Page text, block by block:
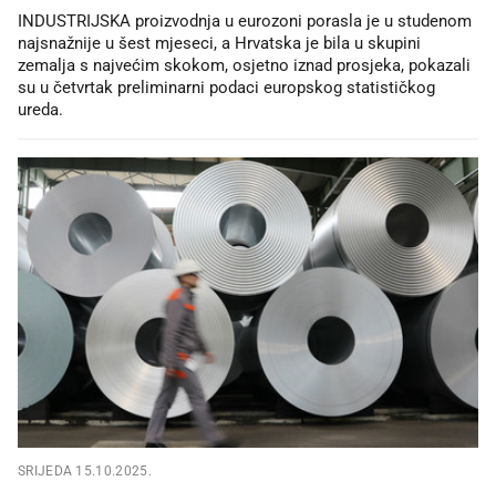
INDUSTRIJSKA proizvodnja u eurozoni porasla je u studenom
najsnažnije u šest mjeseci, a Hrvatska je bila u skupini
zemalja s najvećim skokom, osjetno iznad prosjeka, pokazali
su u četvrtak preliminarni podaci europskog statističkog
ureda.
SRIJEDA 15.10.2025.